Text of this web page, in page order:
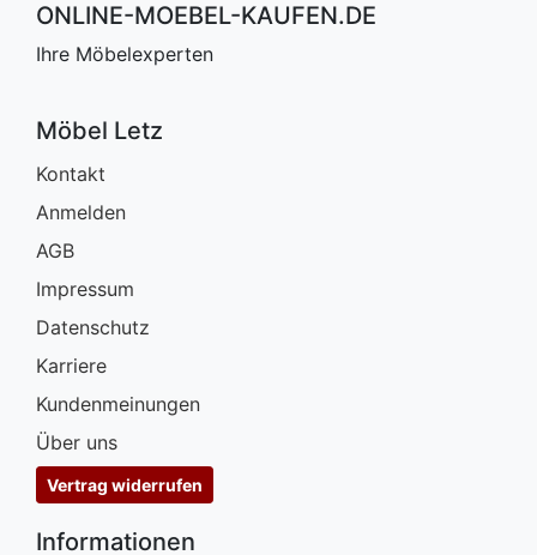
ONLINE-MOEBEL-KAUFEN.DE
Ihre Möbelexperten
Möbel Letz
Kontakt
Anmelden
AGB
Impressum
Datenschutz
Karriere
Kundenmeinungen
Über uns
Vertrag widerrufen
Informationen